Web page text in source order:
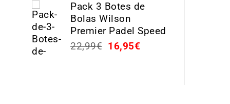
Pack 3 Botes de
Bolas Wilson
Premier Padel Speed
22,99€ 16,95€